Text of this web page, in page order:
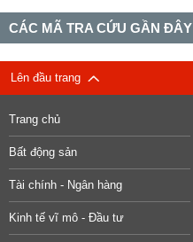
CÁC MÃ TRA CỨU GẦN ĐÂY
Lên đầu trang
Trang chủ
Bất động sản
Tài chính - Ngân hàng
Kinh tế vĩ mô - Đầu tư